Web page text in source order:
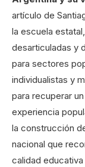
artículo de
la escuela
desarticuladas y
para sectores
individualistas y
para recuperar
experiencia
la construcción
nacional que
calidad